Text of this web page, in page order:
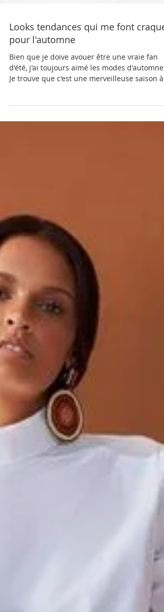
Looks tendances qui me font craquer
pour l'automne
d'été, j'ai toujours aimé les modes d'automne.
Je trouve que c'est une merveilleuse saison